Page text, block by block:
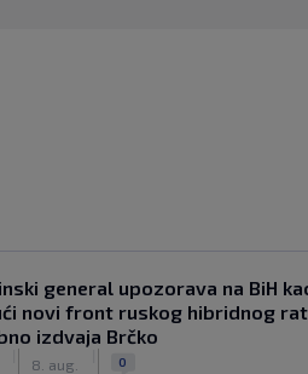
general upozorava na BiH
novi front ruskog hibridnog
izdvaja Brčko
8. aug. 0